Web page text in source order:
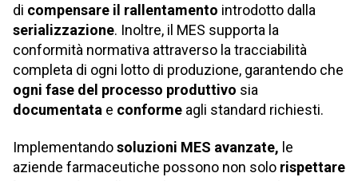
di compensare il rallentamento introdotto dalla
serializzazione. Inoltre, il MES supporta la
conformità normativa attraverso la tracciabilità
completa di ogni lotto di produzione, garantendo che
ogni fase del processo produttivo sia
documentata e conforme agli standard richiesti.
Implementandosoluzioni MES avanzate, le
aziende farmaceutiche possono non solo rispettare